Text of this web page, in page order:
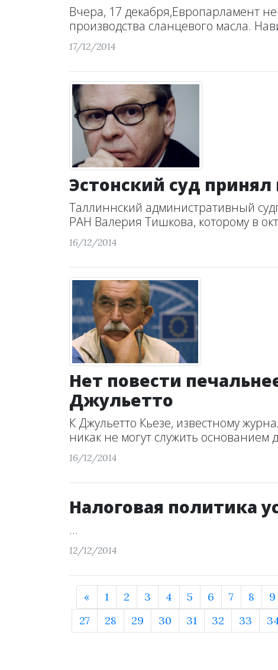
Вчера, 17 декабря,Европарламент
производства сланцевого масла.
17/12/2014
Эстонский суд
Таллиннский административный
РАН Валерия Тишкова, которому в
16/12/2014
Нет повести
Джульетто
К Джульетто Кьезе, известному
никак не могут служить основанием
16/12/2014
Налоговая политика
...
12/12/2014
« 1 2 3 4 5 6 7 8 9
27
28 29 30 31 32 33